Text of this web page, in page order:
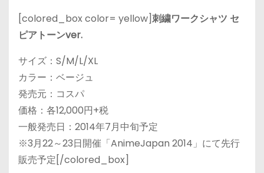
[colored_box color= yellow]刺繍ワークシャツ セ
ピアトーンver.
サイズ：S/M/L/XL
カラー：ベージュ
発売元：コスパ
価格：各12,000円+税
一般発売日：2014年7月中旬予定
※3月22～23日開催「AnimeJapan 2014」にて先行
販売予定[/colored_box]